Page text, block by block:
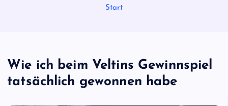
Start
Wie ich beim Veltins Gewinnspiel
tatsächlich gewonnen habe